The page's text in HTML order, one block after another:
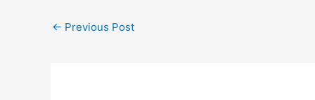
Post
← Previous Post